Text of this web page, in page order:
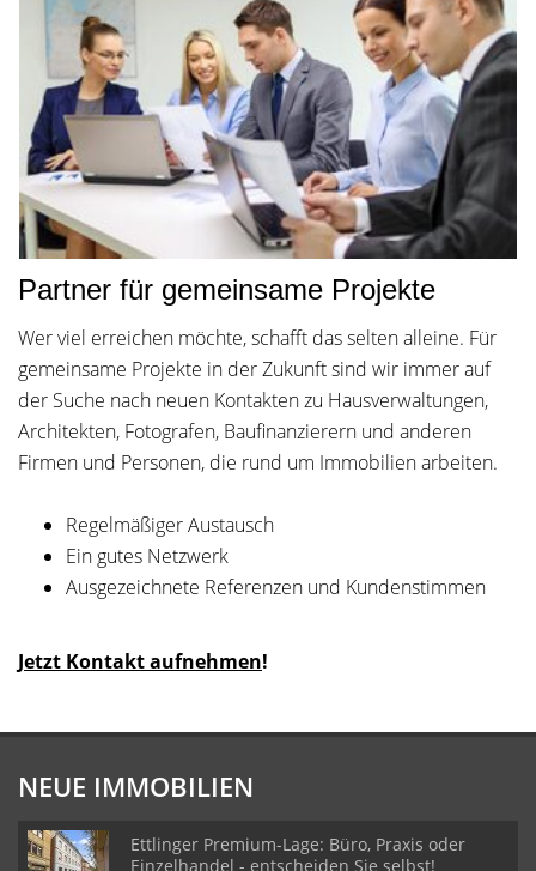
Partner für gemeinsame Projekte
Wer viel erreichen möchte, schafft das selten alleine. Für
gemeinsame Projekte in der Zukunft sind wir immer auf
der Suche nach neuen Kontakten zu Hausverwaltungen,
Architekten, Fotografen, Baufinanzierern und anderen
Firmen und Personen, die rund um Immobilien arbeiten.
Regelmäßiger Austausch
Ein gutes Netzwerk
Ausgezeichnete Referenzen und Kundenstimmen
Jetzt Kontakt aufnehmen!
NEUE IMMOBILIEN
Ettlinger Premium-Lage: Büro, Praxis oder
Einzelhandel - entscheiden Sie selbst!